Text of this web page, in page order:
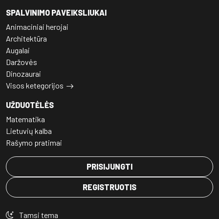
SPALVINIMO PAVEIKSLIUKAI
Animaciniai herojai
Architektūra
Augalai
Daržovės
Dinozaurai
Visos ketegorijos
UŽDUOTĖLĖS
Matematika
Lietuvių kalba
Rašymo pratimai
PRISIJUNGTI
REGISTRUOTIS
Tamsi tema